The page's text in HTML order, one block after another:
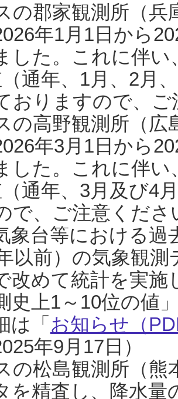
の郡家観測所（
年1月1日から
した。これに伴い
通年、1月、2月
おりますので、
の高野観測所（
年3月1日から
した。これに伴い
通年、3月及び4
で、ご注意くだ
象台等における過
年以前）の気象観
改めて統計を実
史上1～10位の値
は「 お知らせ（
年9月17日）
の松島観測所（熊
を精査し、降水